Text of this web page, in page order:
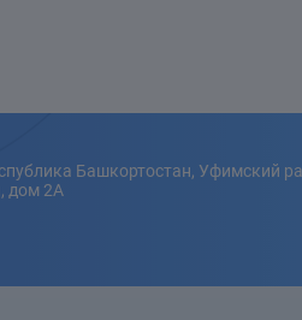
Башкортостан, Уфимский
дом 2А